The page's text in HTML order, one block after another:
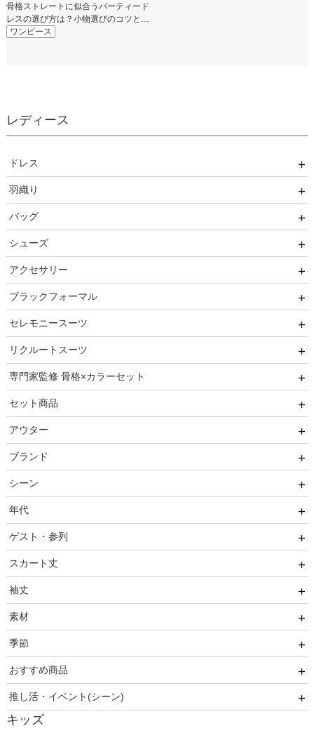
骨格ストレートに似合うパーティード
レスの選び方は？小物選びのコツと
NGコーデも紹介
ワンピース
レディース
ドレス
ワンピース
パンツ
セットアップ
オールインワン
ブライズメイド
ルルティオリジナル
マザードレス
羽織り
ボレロ
ショール
ジャケット
カーディガン
その他
バッグ
サブバッグ
クラッチバッグ
ハンドバッグ
持ち手あり
持ち手なし
シューズ
ヒール
ストラップ付き
フラット
アクセサリー
ネックレス
ヘアーアクセサリー
イヤリング
ベルト
その他
ブレスレット
ブラックフォーマル
ブラックフォーマル
小物セット
セレモニースーツ
セレモニースーツ
セレモニー小物
リクルートスーツ
リクルートスーツセット
専門家監修 骨格×カラーセット
推しに会う日はこれ♡
高級レストランにぴったり！洗練された夜の装い
初めての結婚式参列はこれで間違いない！
ご親族・マザードレス風
同窓会に着ていきたい憧れドレスはこれ♡
ワンランク上を叶える謝恩会ドレス
好印象セレモニーコーデ 初めての卒園式もこれ一着で安心
♡
セット商品
8点セット(ドレス＋小物7点)
6点セット(ドレス＋小物5点)
4点セット（ドレス＋小物3点）
アウター
ファー
ジャケット
コート
ブランド
AIMER
CELFORD
FRAY I.D
SNIDEL
kaene
Phase Eight
REWAKES
シーン
結婚式・パーティ
成人式・同窓会
入卒・セレモニー
食事・挨拶
仏事
面接・入学式
年代
20代
30代
40代
50代
60代以上
ゲスト・参列
友人
親族
いとこ
職場
スカート丈
ミニ・ショート・膝上
膝丈
ミモレ丈・ひざ下
ロング
袖丈
袖あり
ノースリーブ
半袖
5分丈・7分丈
長袖
素材
レース・チュール
刺繍
ビジュー・スパンコール
フリル
季節
春
夏
秋
おすすめ商品
おすすめ商品
推し活・イベント(シーン)
推し活・イベント
キッズ